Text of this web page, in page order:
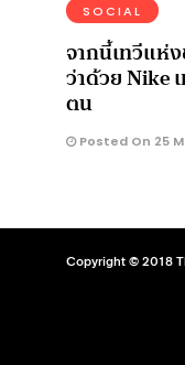
SOCIAL
จากนี้เทวีแห่
ว่าด้วย Nike
ตน
Posted On 25
Copyright © 2018